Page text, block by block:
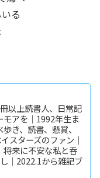
る
以上読書人、日常記
アを｜1992年生ま
き、読書、懸賞、
スターズのファン｜
将来に不安な私と呑
｜2022.1から雑記ブ